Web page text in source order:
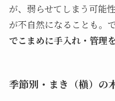
が、弱らせてしまう可能
が不自然になることも。で
でこまめに手入れ・管理
季節別・まき（槇）の